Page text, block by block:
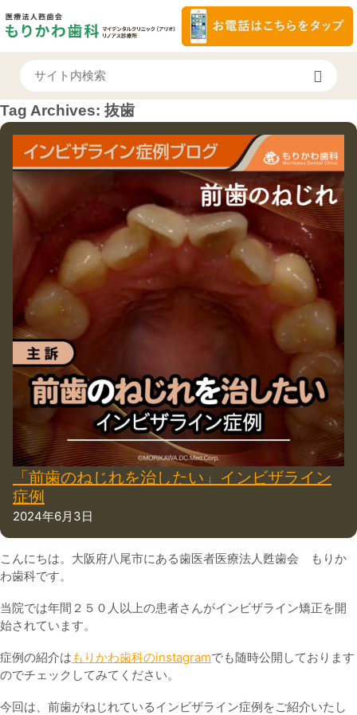
Tag Archives: 抜歯
「前歯のねじれを治したい」インビザライン
症例
2024年6月3日
こんにちは。大阪府八尾市にある歯医者医療法人甦歯会 もりか
わ歯科です。
当院では年間２５０人以上の患者さんがインビザライン矯正を開
始されています。
症例の紹介はもりかわ歯科のinstagramでも随時公開しております
のでチェックしてみてください。
今回は、前歯がねじれているインビザライン症例をご紹介いたし